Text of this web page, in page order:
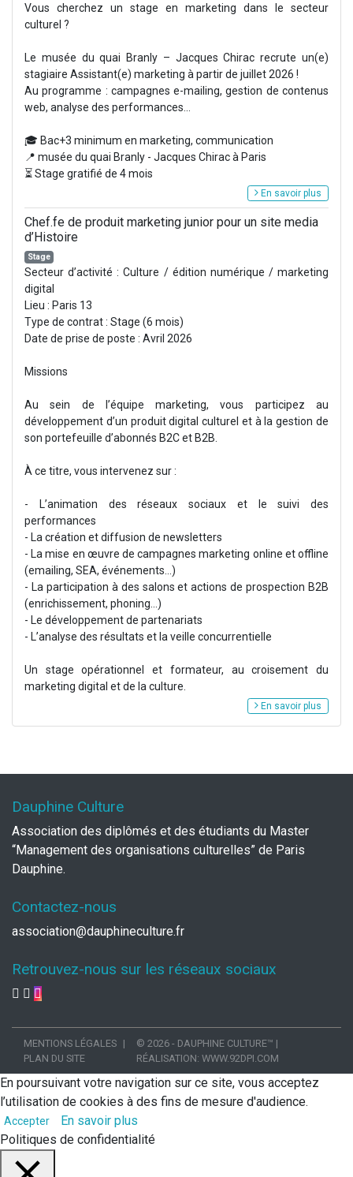
Vous cherchez un stage en marketing dans le secteur
culturel ?
Le musée du quai Branly – Jacques Chirac recrute un(e)
stagiaire Assistant(e) marketing à partir de juillet 2026 !
Au programme : campagnes e-mailing, gestion de contenus
web, analyse des performances...
🎓 Bac+3 minimum en marketing, communication
📍 musée du quai Branly - Jacques Chirac à Paris
⏳ Stage gratifié de 4 mois
En savoir plus
Chef.fe de produit marketing junior pour un site media
d’Histoire
Stage
Secteur d’activité : Culture / édition numérique / marketing
digital
Lieu : Paris 13
Type de contrat : Stage (6 mois)
Date de prise de poste : Avril 2026
Missions
Au sein de l’équipe marketing, vous participez au
développement d’un produit digital culturel et à la gestion de
son portefeuille d’abonnés B2C et B2B.
À ce titre, vous intervenez sur :
- L’animation des réseaux sociaux et le suivi des
performances
- La création et diffusion de newsletters
- La mise en œuvre de campagnes marketing online et offline
(emailing, SEA, événements…)
- La participation à des salons et actions de prospection B2B
(enrichissement, phoning...)
- Le développement de partenariats
- L’analyse des résultats et la veille concurrentielle
Un stage opérationnel et formateur, au croisement du
marketing digital et de la culture.
En savoir plus
Dauphine Culture
Association des diplômés et des étudiants du Master
“Management des organisations culturelles” de Paris
Dauphine.
Contactez-nous
association@dauphineculture.fr
Retrouvez-nous sur les réseaux sociaux
MENTIONS LÉGALES
PLAN DU SITE
© 2026 - DAUPHINE CULTURE™ |
RÉALISATION: WWW.92DPI.COM
En poursuivant votre navigation sur ce site, vous acceptez
l’utilisation de cookies à des fins de mesure d'audience.
Accepter
En savoir plus
Politiques de confidentialité